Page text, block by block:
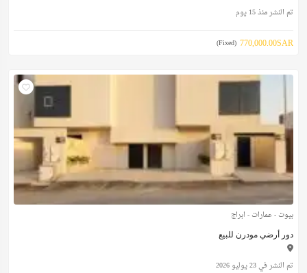
تم النشر منذ 15 يوم
770,000.00SAR
(Fixed)
بيوت - عمارات - ابراج
دور أرضي مودرن للبيع
تم النشر في 23 يوليو 2026